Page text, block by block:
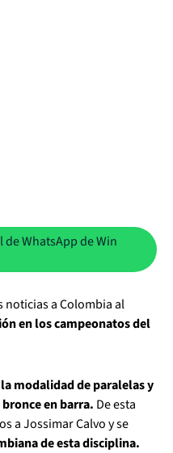
WhatsApp de Win
noticias a Colombia al
en los campeonatos del
modalidad de paralelas y
en barra. De esta
a Jossimar Calvo y se
de esta disciplina.